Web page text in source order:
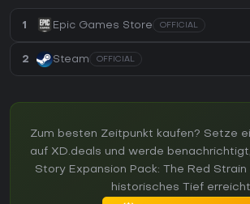
1 Epic Games Store OFFICIAL
2 Steam OFFICIAL
Zum besten Zeitpunkt kaufen? Setze
auf XD.deals und werde
Story Expansion Pack: The Red
historisches Tief